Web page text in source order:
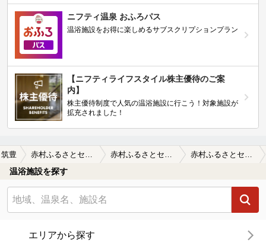
ニフティ温泉 おふろパス
温浴施設をお得に楽しめるサブスクリプションプラン
【ニフティライフスタイル株主優待のご案
内】
株主優待制度で人気の温浴施設に行こう！対象施設が
拡充されました！
筑豊 赤村ふるさとセンター 源じいの森温泉 赤村ふるさとセンター 源じいの森温泉の口コミ一覧 赤村ふるさとセンター 源じいの森温泉の口コミ 静かな森の・・・
温浴施設を探す
エリアから探す